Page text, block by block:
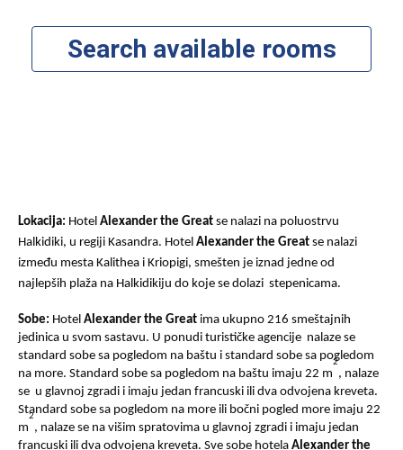
Lokacija: Hotel Alexander the Great se nalazi na poluostrvu
Halkidiki, u regiji Kasandra. Hotel Alexander the Great se nalazi
između mesta Kalithea i Kriopigi, smešten je iznad jedne od
najlepših plaža na Halkidikiju do koje se dolazi stepenicama.
Sobe: Hotel Alexander the Great ima ukupno 216 smeštajnih
jedinica u svom sastavu. U ponudi turističke agencije nalaze se
standard sobe sa pogledom na baštu i standard sobe sa pogledom
na more. Standard sobe sa pogledom na baštu imaju 22 m
2
, nalaze
se u glavnoj zgradi i imaju jedan francuski ili dva odvojena kreveta.
Standard sobe sa pogledom na more ili bočni pogled more imaju 22
m
2
, nalaze se na višim spratovima u glavnoj zgradi i imaju jedan
francuski ili dva odvojena kreveta. Sve sobe hotela Alexander the